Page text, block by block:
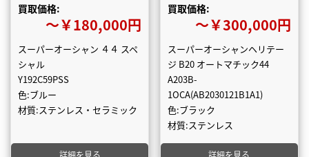
買取価格:
〜￥180,000円
スーパーオーシャン ４４ スペ
シャル
Y192C59PSS
色:ブルー
材質:ステンレス・セラミック
詳細を見る
買取価格:
〜￥300,000円
スーパーオーシャンヘリテー
ジ B20 オートマチック44
A203B-
1OCA(AB2030121B1A1)
色:ブラック
材質:ステンレス
詳細を見る